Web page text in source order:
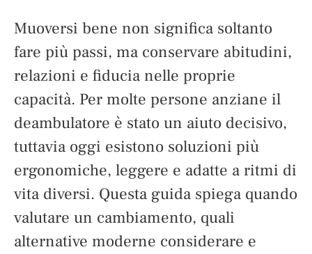
Muoversi bene non significa soltanto
fare più passi, ma conservare abitudini,
relazioni e fiducia nelle proprie
capacità. Per molte persone anziane il
deambulatore è stato un aiuto decisivo,
tuttavia oggi esistono soluzioni più
ergonomiche, leggere e adatte a ritmi di
vita diversi. Questa guida spiega quando
valutare un cambiamento, quali
alternative moderne considerare e